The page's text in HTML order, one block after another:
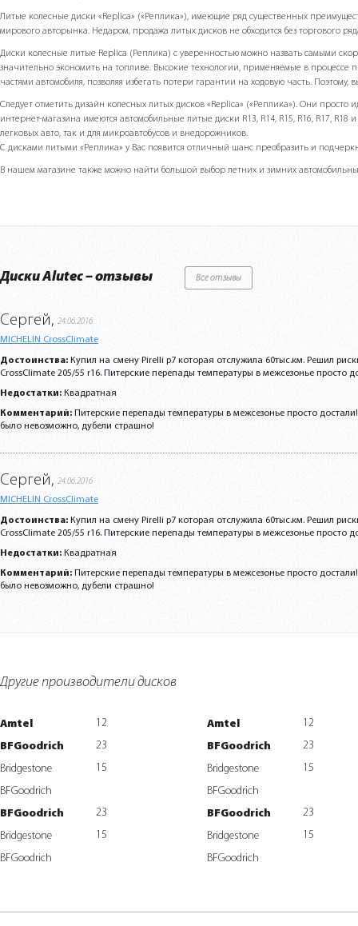
Литые колесные диски «Replicа» («Реплика»), имеющие ряд существенных
мирового авторынка. Недаром, продажа литых дисков не обходится без торгового
Диски колесные литые Replicа (Реплика) с уверенностью можно назвать самыми
значительно экономить на топливе. Высокие технологии, применяемые в процессе
частями автомобиля, позволяя избегать потери гарантии на ходовую часть.
Следует отметить дизайн колесных литых дисков «Replicа» («Реплика»). Они
интернет-магазина имеются автомобильные литые диски R13, R14, R15, R16, R17,
легковых авто, так и для микроавтобусов и внедорожников.
С дисками литыми «Реплика» у Вас появится отличный шанс преобразить и
В нашем магазине также можно найти большой выбор летних и зимних
Диски Alutec – отзывы Все отзывы
Сергей, 24.06.2016
MICHELIN CrossClimate
Достоинства: Купил на смену Pirelli p7 которая отслужила 60тыс.км. Решил
CrossClimate 205/55 r16. Питерские перепады температуры в межсезонье просто
Недостатки: Квадратная
Комментарий: Питерские перепады температуры в межсезонье просто
было невозможно, дубели страшно!
Сергей, 24.06.2016
MICHELIN CrossClimate
Достоинства: Купил на смену Pirelli p7 которая отслужила 60тыс.км. Решил
CrossClimate 205/55 r16. Питерские перепады температуры в межсезонье просто
Недостатки: Квадратная
Комментарий: Питерские перепады температуры в межсезонье просто
было невозможно, дубели страшно!
Другие производители дисков
Amtel
12
BFGoodrich
23
Bridgestone
15
BFGoodrich
BFGoodrich
23
Bridgestone
15
BFGoodrich
Amtel
12
BFGoodrich
23
Bridgestone
15
BFGoodrich
BFGoodrich
23
Bridgestone
15
BFGoodrich